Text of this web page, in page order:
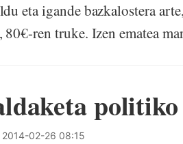
eta igande bazkalostera
ren truke. Izen ematea
politiko
2014-02-26 08:15